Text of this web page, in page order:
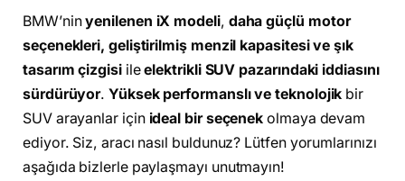
BMW’ninyenilenen iX modeli, daha güçlü motor
seçenekleri, geliştirilmiş menzil kapasitesi ve şık
tasarım çizgisiileelektrikli SUV pazarındaki iddiasını
sürdürüyor.Yüksek performanslı ve teknolojik bir
SUV arayanlar için ideal bir seçenek olmaya devam
ediyor. Siz, aracı nasıl buldunuz? Lütfen yorumlarınızı
aşağıda bizlerle paylaşmayı unutmayın!